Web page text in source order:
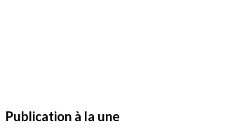
Publication à la une